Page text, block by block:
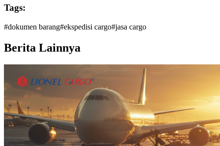
Tags:
#dokumen barang#ekspedisi cargo#jasa cargo
Berita Lainnya